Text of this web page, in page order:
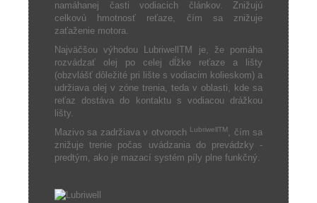
namáhanej časti vodiacich článkov. Znižujú
celkovú hmotnosť reťaze, čím sa znižuje
zaťaženie motora.
Najväčšou výhodou LubriwellTM je, že pomáha
rozvádzať olej po celej dĺžke reťaze a lišty
(obzvlášť dôležité pri lište s vodiacim kolieskom) a
udržiava olej v zóne trenia, teda v oblasti, kde sa
reťaz dostáva do kontaktu s vodiacou drážkou
lišty.
Mazivo sa zadržiava v otvoroch LubriwellTM, čím sa
znižuje trenie počas uvádzania do prevádzky -
predtým, ako je mazací systém píly plne funkčný.